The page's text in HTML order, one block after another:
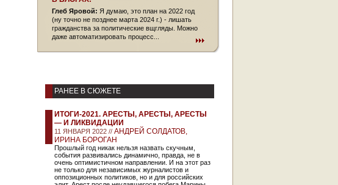
Глеб Яровой: Я думаю, это план на 2022 год
(ну точно не позднее марта 2024 г.) - лишать
гражданства за политические вщгляды. Можно
даже автоматизировать процесс...
РАНЕЕ В СЮЖЕТЕ
ИТОГИ-2021. АРЕСТЫ, АРЕСТЫ, АРЕСТЫ
— И ЛИКВИДАЦИИ
11 ЯНВАРЯ 2022 // АНДРЕЙ СОЛДАТОВ,
ИРИНА БОРОГАН
Прошлый год никак нельзя назвать скучным,
события развивались динамично, правда, не в
очень оптимистичном направлении. И на этот раз
не только для независимых журналистов и
оппозиционных политиков, но и для российских